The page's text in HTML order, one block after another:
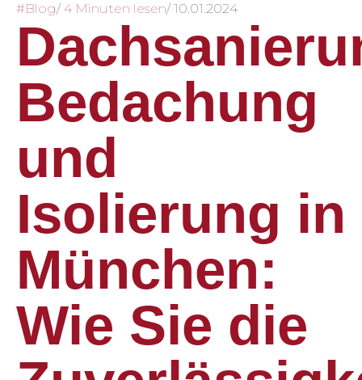
#Blog/ 4 Minuten lesen/ 10.01.2024
Bedachung
und
Isolierung in
München:
Wie Sie die